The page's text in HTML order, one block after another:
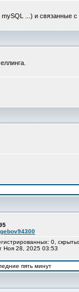
mySQL ...) и связанные
gebov94300
0,
Ноя 28, 2025 03:53
пять минут